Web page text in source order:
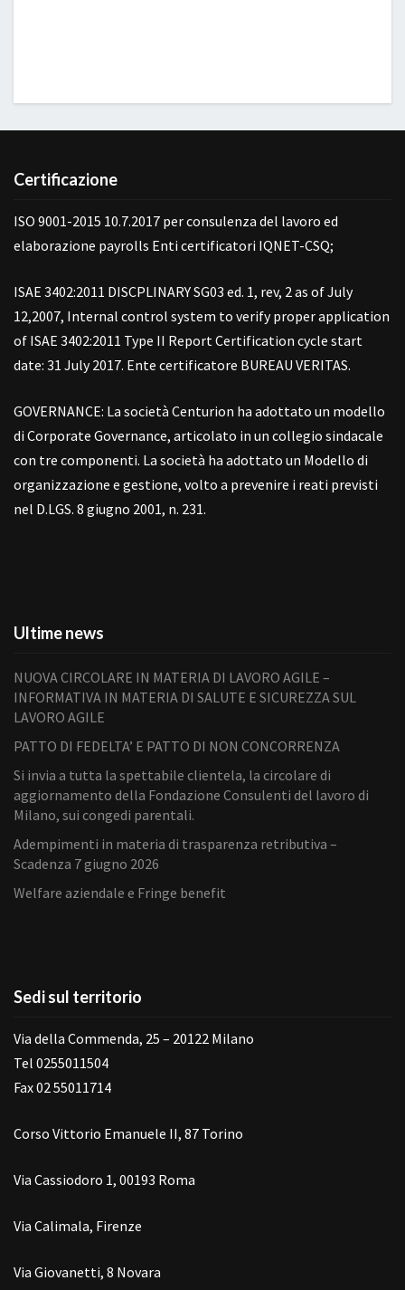
Certificazione
ISO 9001-2015 10.7.2017 per consulenza del lavoro ed
elaborazione payrolls Enti certificatori IQNET-CSQ;
ISAE 3402:2011 DISCPLINARY SG03 ed. 1, rev, 2 as of July
12,2007, Internal control system to verify proper application
of ISAE 3402:2011 Type II Report Certification cycle start
date: 31 July 2017. Ente certificatore BUREAU VERITAS.
GOVERNANCE: La società Centurion ha adottato un modello
di Corporate Governance, articolato in un collegio sindacale
con tre componenti. La società ha adottato un Modello di
organizzazione e gestione, volto a prevenire i reati previsti
nel D.LGS. 8 giugno 2001, n. 231.
Ultime news
NUOVA CIRCOLARE IN MATERIA DI LAVORO AGILE –
INFORMATIVA IN MATERIA DI SALUTE E SICUREZZA SUL
LAVORO AGILE
PATTO DI FEDELTA’ E PATTO DI NON CONCORRENZA
Si invia a tutta la spettabile clientela, la circolare di
aggiornamento della Fondazione Consulenti del lavoro di
Milano, sui congedi parentali.
Adempimenti in materia di trasparenza retributiva –
Scadenza 7 giugno 2026
Welfare aziendale e Fringe benefit
Sedi sul territorio
Via della Commenda, 25 – 20122 Milano
Tel 0255011504
Fax 02 55011714
Corso Vittorio Emanuele II, 87 Torino
Via Cassiodoro 1, 00193 Roma
Via Calimala, Firenze
Via Giovanetti, 8 Novara